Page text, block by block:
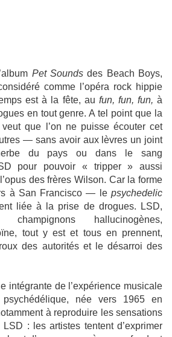
Pet Soundsdes Beach Boys,
comme l’opéra rock hippie
est à la fête, au fun, fun, fun, à
en tout genre. A tel point que la
veut que l’on ne puisse écouter cet
— sans avoir aux lèvres un joint
du pays ou dans le sang
pour pouvoir « tripper » aussi
des frères Wilson. Car la forme
à San Francisco — le psychedelic
liée à la prise de drogues. LSD,
champignons hallucinogènes,
tout y est et tous en prennent,
des autorités et le désarroi des
intégrante de l’expérience musicale
née vers 1965 en
à reproduire les sensations
: les artistes tentent d’exprimer